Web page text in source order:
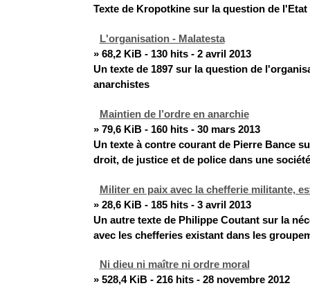
Texte de Kropotkine sur la question de l'Etat
L'organisation - Malatesta
» 68,2 KiB - 130 hits - 2 avril 2013
Un texte de 1897 sur la question de
anarchistes
Maintien de l’ordre en anarchie
» 79,6 KiB - 160 hits - 30 mars 2013
Un texte à contre courant de Pierre Bance
droit, de justice et de police dans une
Militer en paix avec la chefferie militante,
» 28,6 KiB - 185 hits - 3 avril 2013
Un autre texte de Philippe Coutant sur la
avec les chefferies existant dans les
Ni dieu ni maître ni ordre moral
» 528,4 KiB - 216 hits - 28 novembre 2012